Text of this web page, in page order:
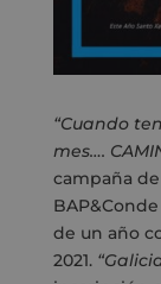
“Cuando
mes….
campaña
de un año
2021.